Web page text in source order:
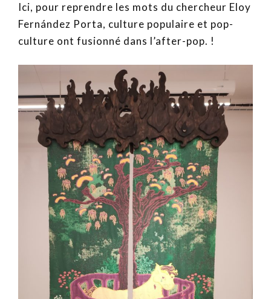
Ici, pour reprendre les mots du chercheur Eloy
Fernández Porta, culture populaire et pop-
culture ont fusionné dans l’after-pop. !